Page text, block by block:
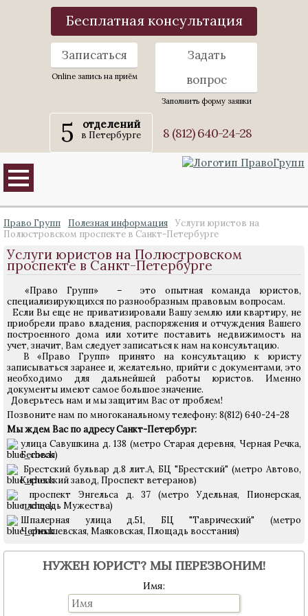
Бесплатная консультация
Записаться
Online запись на приём
Задать
вопрос
Заполнить форму заявки
5 отделений
в Петербурге 8 (812) 640-24-28
Право Групп Полезная информация
Услуги юристов на
Полюстровском проспекте в Санкт-Петербурге
Услуги юристов на Полюстровском
проспекте в Санкт-Петербурге
«Право Групп» – это опытная команда юристов,
специализирующихся по разнообразным правовым вопросам.
Если Вы еще не приватизировали Вашу землю или квартиру, не
приобрели право владения, распоряжения и отчуждения Вашего
построенного дома или хотите поставить недвижимость на
учет, значит, Вам следует записаться к нам на консультацию.
В «Право Групп» принято на консультацию к юристу
записываться заранее и, желательно, прийти с документами, это
необходимо для дальнейшей работы юристов. Именно
документы имеют самое большое значение.
Доверьтесь нам и мы защитим Вас от проблем!
Позвоните нам по многоканальному телефону: 8(812) 640-24-28
Мы ждем Вас по адресу Санкт-Петербург:
улица Савушкина д. 138 (метро Старая деревня, Черная Речка,
Беговая)
Брестский бульвар д.8 лит.А, БЦ "Брестский" (метро Автово,
Кировский завод, Проспект ветеранов)
проспект Энгельса д. 37 (метро Удельная, Пионерская,
площадь Мужества)
Шпалерная улица д.51, БЦ "Таврический" (метро
Чернышевская, Маяковская, Площадь восстания)
НУЖЕН ЮРИСТ? МЫ ПЕРЕЗВОНИМ!
Имя: